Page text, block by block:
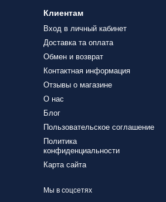
Клиентам
Вход в личный кабинет
Доставка та оплата
Обмен и возврат
Контактная информация
Отзывы о магазине
О нас
Блог
Пользовательское соглашение
Политика
конфиденциальности
Карта сайта
Мы в соцсетях